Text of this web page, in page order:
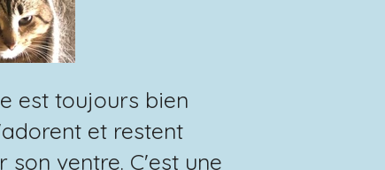
est toujours bien
et restent
ventre. C'est une